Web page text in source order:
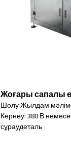
Жоғары сапалы
Шолу Жылдам
Кернеу: 380 В немесе
сұраудеталь